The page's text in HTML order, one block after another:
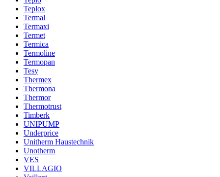
Teplox
Termal
Termaxi
Termet
Termica
Termoline
Termopan
Tesy
Thermex
Thermona
Thermor
Thermotrust
Timberk
UNIPUMP
Underprice
Unitherm Haustechnik
Unotherm
VES
VILLAGIO